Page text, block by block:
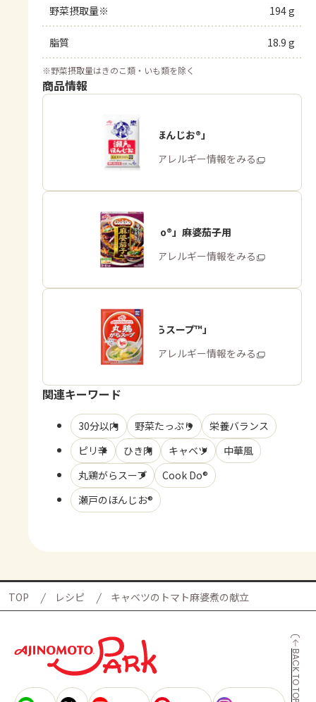
野菜摂取量※ 194 g
脂質 18.9 g
※野菜摂取量はきのこ類・いも類を除く
商品情報
「瀬戸のほんじお®」
商品・アレルギー情報をみる
「Cook Do®」麻婆茄子用
商品・アレルギー情報をみる
「丸鶏がらスープ™」
商品・アレルギー情報をみる
関連キーワード
30分以内 野菜たっぷり
栄養バランス
ピリ辛
ひき肉 キャベツ
中華風
丸鶏がらスープ
Cook Do®
瀬戸のほんじお®
TOP レシピ キャベツのトマト麻婆煮の献立
BACK TO TOP